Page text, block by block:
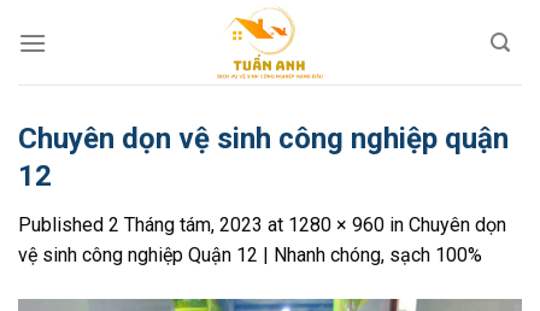
Chuyên dọn vệ sinh công nghiệp quận
12
Published 2 Tháng tám, 2023 at 1280 × 960 in Chuyên dọn
vệ sinh công nghiệp Quận 12 | Nhanh chóng, sạch 100%